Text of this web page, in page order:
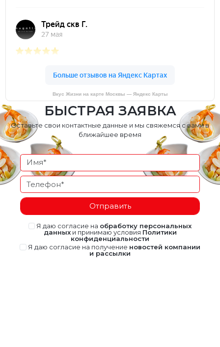
Вкус Жизни на карте Москвы — Яндекс Карты
БЫСТРАЯ ЗАЯВКА
Оставьте свои контактные данные и мы свяжемся с вами в
ближайшее время
Отправить
Я даю согласие на обработку персональных
данныхи принимаю условия Политики
конфиденциальности
Я даю согласие на получение новостей компании
и рассылки